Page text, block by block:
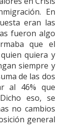
En
eran las
fueron algo
que el
quiera y
siempre y
de las dos
al 46% que
eso, se
no cambios
general